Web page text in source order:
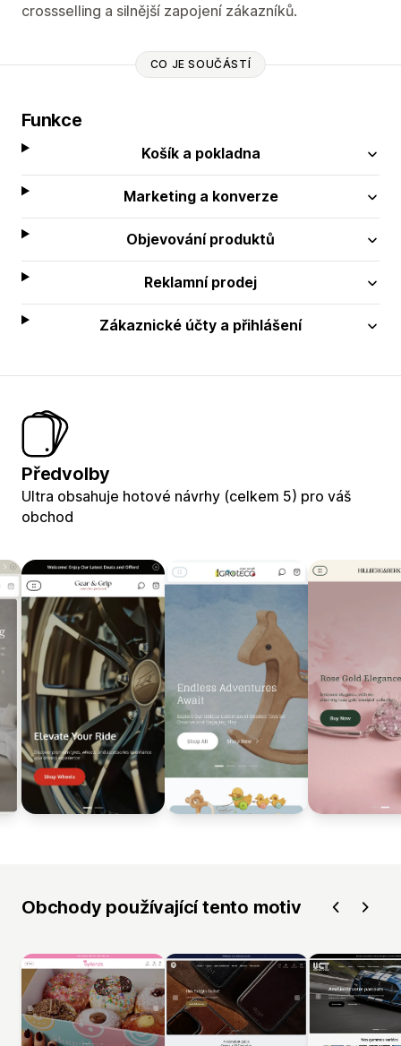
crossselling a silnější zapojení zákazníků.
CO JE SOUČÁSTÍ
Funkce
Košík a pokladna
Marketing a konverze
Objevování produktů
Reklamní prodej
Zákaznické účty a přihlášení
Předvolby
Ultra obsahuje hotové návrhy (celkem 5) pro váš
obchod
Obchody používající tento motiv